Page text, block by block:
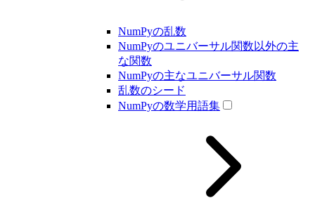
NumPyの乱数
NumPyのユニバーサル関数以外の主
な関数
NumPyの主なユニバーサル関数
乱数のシード
NumPyの数学用語集